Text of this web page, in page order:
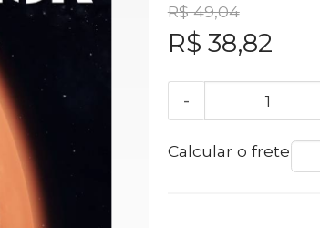
R$ 49,04
R$ 38,82
-
Calcular o frete